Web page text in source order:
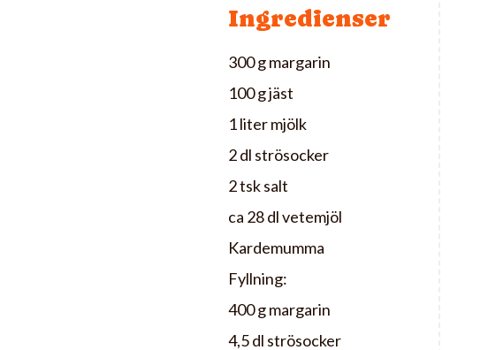
Ingredienser
300 g margarin
100 g jäst
1 liter mjölk
2 dl strösocker
2 tsk salt
ca 28 dl vetemjöl
Kardemumma
Fyllning:
400 g margarin
4,5 dl strösocker